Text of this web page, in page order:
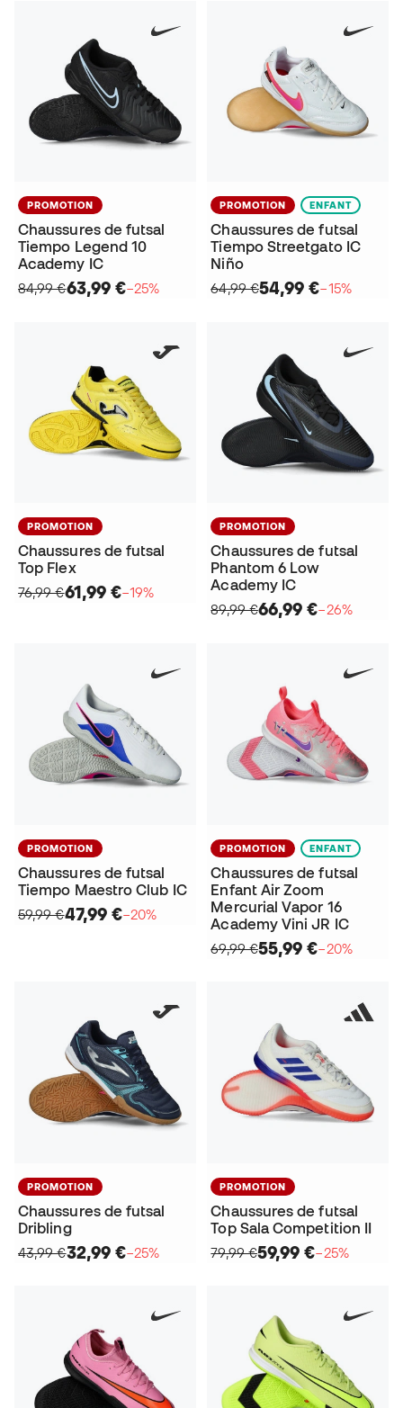
PROMOTION
Chaussures de futsal
Tiempo Legend 10
Academy IC
84,99 €63,99 €−25%
PROMOTION ENFANT
Chaussures de futsal
Tiempo Streetgato IC
Niño
64,99 €54,99 €−15%
PROMOTION
Chaussures de futsal
Top Flex
76,99 €61,99 €−19%
PROMOTION
Chaussures de futsal
Phantom 6 Low
Academy IC
89,99 €66,99 €−26%
PROMOTION
Chaussures de futsal
Tiempo Maestro Club IC
59,99 €47,99 €−20%
PROMOTION ENFANT
Chaussures de futsal
Enfant Air Zoom
Mercurial Vapor 16
Academy Vini JR IC
69,99 €55,99 €−20%
PROMOTION
Chaussures de futsal
Dribling
43,99 €32,99 €−25%
PROMOTION
Chaussures de futsal
Top Sala Competition II
79,99 €59,99 €−25%